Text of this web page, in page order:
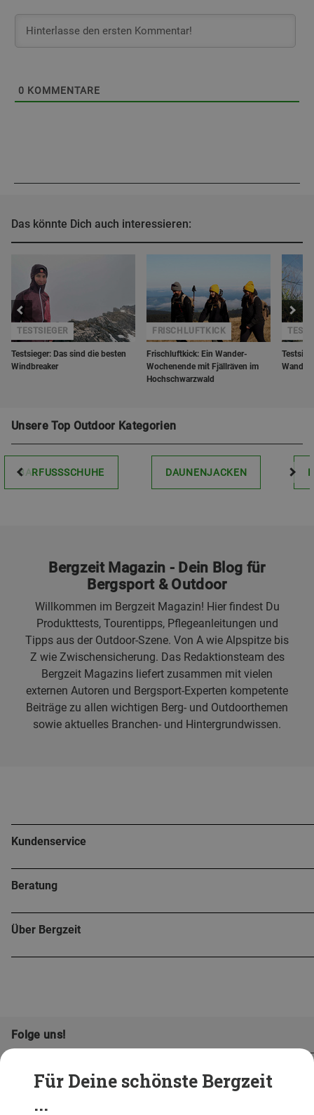
Für Deine schönste Bergzeit
...
0 KOMMENTARE
Das könnte Dich auch interessieren:
Testsieger: Das sind die besten
Windbreaker
TESTSIEGER
Frischluftkick: Ein Wander-
Wochenende mit Fjällräven im
Hochschwarzwald
FRISCHLUFTKICK
Unsere Top Outdoor Kategorien
BARFUSSSCHUHE DAUNENJACKEN
Bergzeit Magazin - Dein Blog für
Bergsport & Outdoor
Willkommen im Bergzeit Magazin! Hier findest Du
Produkttests, Tourentipps, Pflegeanleitungen und
Tipps aus der Outdoor-Szene. Von A wie Alpspitze bis
Z wie Zwischensicherung. Das Redaktionsteam des
Bergzeit Magazins liefert zusammen mit vielen
externen Autoren und Bergsport-Experten kompetente
Beiträge zu allen wichtigen Berg- und Outdoorthemen
sowie aktuelles Branchen- und Hintergrundwissen.
Kundenservice
Beratung
Über Bergzeit
Folge uns!